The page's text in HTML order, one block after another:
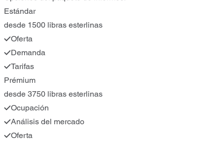
Estándar
desde 1500 libras esterlinas
Oferta
Demanda
Tarifas
Prémium
desde 3750 libras esterlinas
Ocupación
Análisis del mercado
Oferta